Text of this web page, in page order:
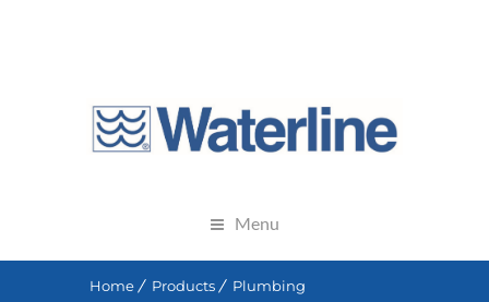
Menu
Home Products
Plumbing